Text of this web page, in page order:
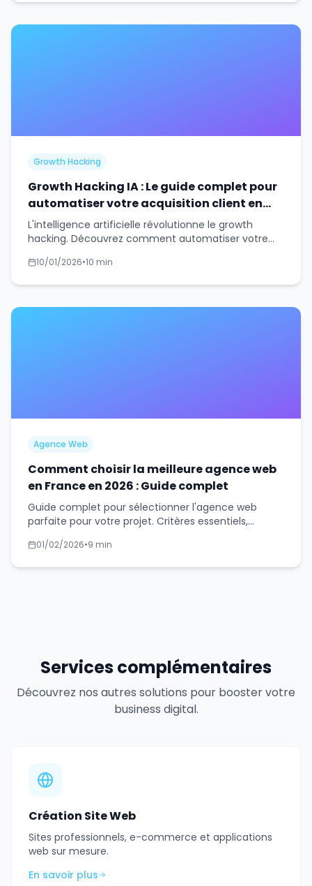
Growth Hacking
Growth Hacking IA : Le guide complet pour
automatiser votre acquisition client en
2026
L'intelligence artificielle révolutionne le growth
hacking. Découvrez comment automatiser votre
avec l'IA.
10/01/2026•10 min
Agence Web
Comment choisir la meilleure agence web
en France en 2026 : Guide complet
Guide complet pour sélectionner l'agence web
parfaite pour votre projet. Critères essentiels,
01/02/2026•9 min
Services complémentaires
Découvrez nos autres solutions pour booster votre
business digital.
Création Site Web
Sites professionnels, e-commerce et applications
web sur mesure.
En savoir plus